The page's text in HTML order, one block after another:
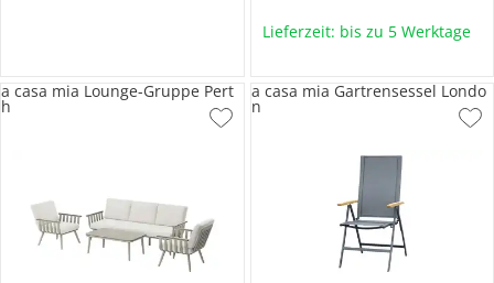
Lieferzeit: bis zu 5 Werktage
a casa mia Lounge-Gruppe Pert
h
a casa mia Gartrensessel Londo
n